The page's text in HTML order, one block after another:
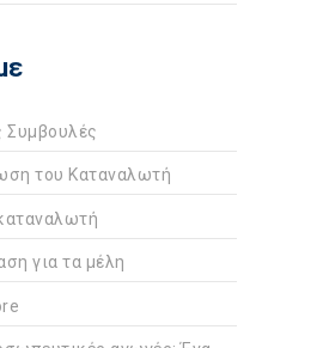
Συμβουλές
του Καταναλωτή
για τα μέλη